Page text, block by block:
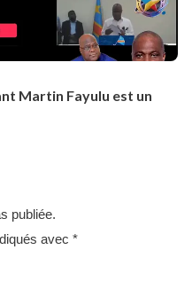
Martin Fayulu est un
publiée.
avec *